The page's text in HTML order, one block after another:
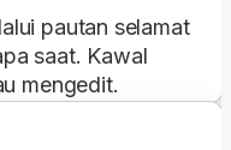
pautan selamat
saat. Kawal
mengedit.